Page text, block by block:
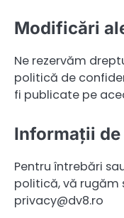
Modificări
Ne rezervăm
politică de
fi publicate pe
Informații
Pentru întrebări
politică, vă rugăm
privacy@dv8.ro